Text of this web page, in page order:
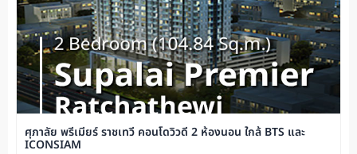
ศุภาลัย พรีเมียร์ ราชเทวี คอนโดวิวดี 2 ห้องนอน ใกล้ BTS และ
ICONSIAM